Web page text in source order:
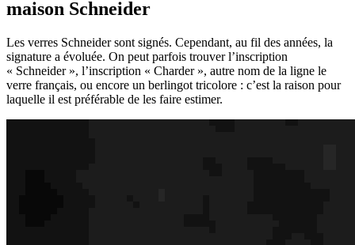
maison Schneider
Les verres Schneider sont signés. Cependant, au fil des années, la
signature a évoluée. On peut parfois trouver l’inscription
« Schneider », l’inscription « Charder », autre nom de la ligne le
verre français, ou encore un berlingot tricolore : c’est la raison pour
laquelle il est préférable de les faire estimer.